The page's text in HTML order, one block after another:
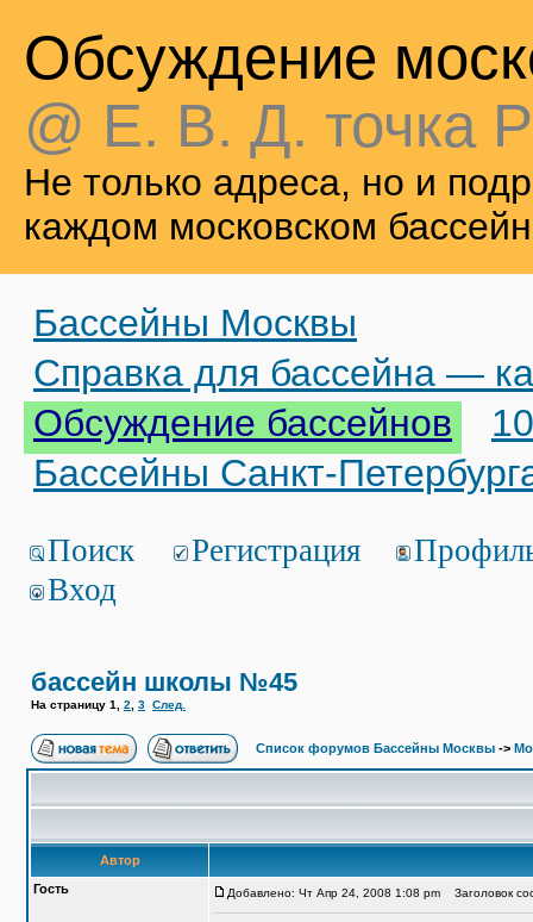
Обсуждение
@ Е. В. Д. точка
Не только адреса, но и
каждом московском
Бассейны Москвы
Справка для бассейна —
Обсуждение бассейнов
Бассейны Санкт-
Поиск Регистрация
Вход
бассейн школы №45
На страницу 1 2 3 След.
Список форумов Бассейны Москвы ->
Автор
Гость
Добавлено: Чт Апр 24, 2008 1:08 pm Заголовок